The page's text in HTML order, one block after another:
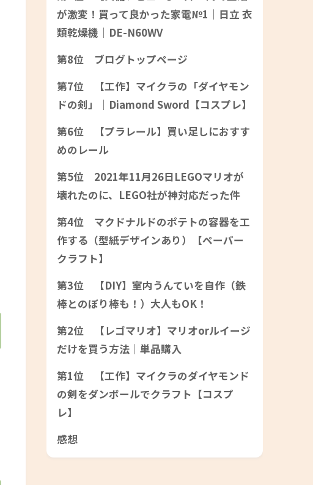
が激変！買って良かった家電№1｜日立 衣
類乾燥機｜DE-N60WV
第8位 ブログトップページ
第7位 【工作】マイクラの「ダイヤモン
ドの剣」｜Diamond Sword【コスプレ】
第6位 【プラレール】買い足しにおすす
めのレール
第5位 2021年11月26日LEGOマリオが
壊れたのに、LEGO社が神対応だった件
第4位 マクドナルドのポテトの容器を工
作する（型紙デザインあり）【ペーパー
クラフト】
第3位 【DIY】室内うんていを自作（鉄
棒とのぼり棒も！）大人もOK！
第2位 【レゴマリオ】マリオorルイージ
だけを買う方法｜単品購入
第1位 【工作】マイクラのダイヤモンド
の剣をダンボールでクラフト【コスプ
レ】
感想